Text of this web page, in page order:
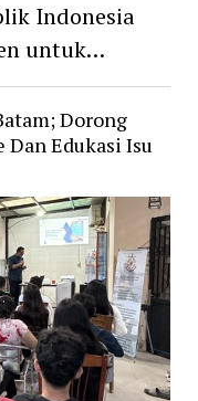
Indonesia
untuk…
Dorong
Dan Edukasi Isu